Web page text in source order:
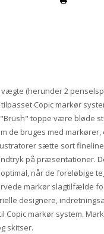
(herunder 2
Copic markør
toppe være bløde
bruges med
sætte sort
på præsentationer.
når de
markør slagtilfælde
designere,
Copic markør system.
skitser.